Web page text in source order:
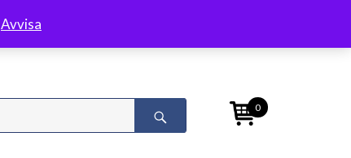
Avvisa
0